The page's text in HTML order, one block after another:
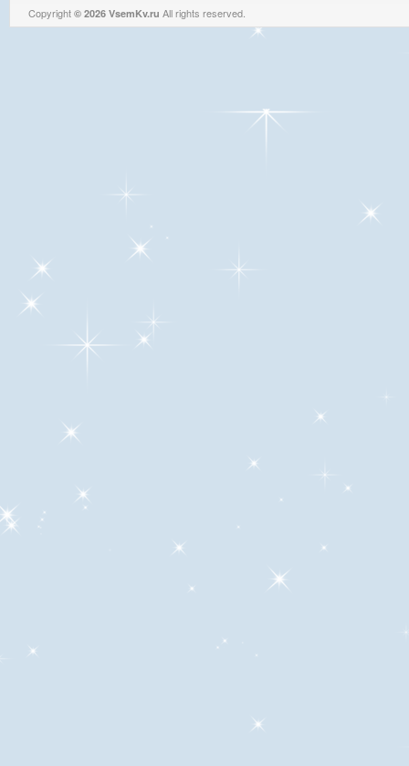
Copyright © 2026 VsemKv.ru All rights reserved.